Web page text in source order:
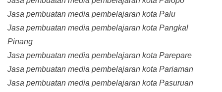
Jasa pembuatan media pembelajaran kota Palu
Jasa pembuatan media pembelajaran kota Pangkal
Pinang
Jasa pembuatan media pembelajaran kota Parepare
Jasa pembuatan media pembelajaran kota Pariaman
Jasa pembuatan media pembelajaran kota Pasuruan